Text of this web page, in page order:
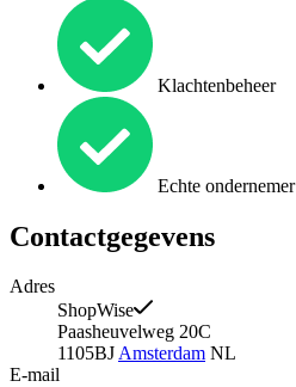
Klachtenbeheer
Echte ondernemer
Contactgegevens
Adres
ShopWise
Paasheuvelweg 20C
1105BJAmsterdam NL
E-mail